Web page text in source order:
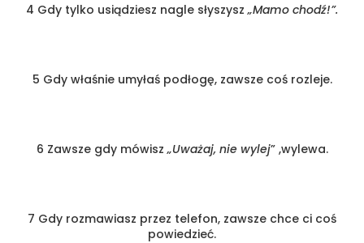
4 Gdy tylko usiądziesz nagle słyszysz„Mamo chodź!”.
5 Gdy właśnie umyłaś podłogę, zawsze coś rozleje.
6 Zawsze gdy mówisz„Uważaj, nie wylej” ,wylewa.
7 Gdy rozmawiasz przez telefon, zawsze chce ci coś
powiedzieć.